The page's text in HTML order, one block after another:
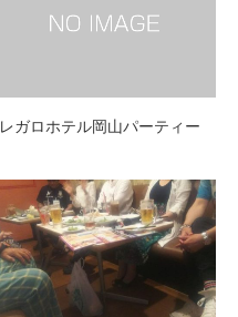
レガロホテル岡山パーティー